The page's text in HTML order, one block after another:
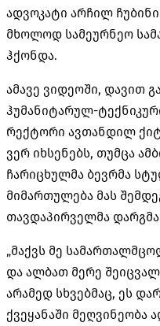
ადვოკატი არჩილ
მხოლოდ სამეურნეო
ჰქონდა.
ამავე ვიდეოში, დავით
ჰუმანიტარულ-
რექტორი ავთანდილ
ვერ იხსენებს, თუმცა
ჩარიცხულმა ბევრმა
მიმართულება მას
თავდაპირველმა დარგმა
„მაქვს მე
და ალბათ მერე
არამედ სხვებმაც, ეს
ქვეყანაში მეღვინეობა